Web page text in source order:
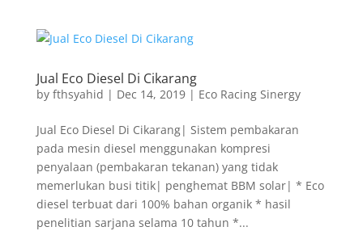
Jual Eco Diesel Di Cikarang
by fthsyahid | Dec 14, 2019| Eco Racing Sinergy
Jual Eco Diesel Di Cikarang| Sistem pembakaran
pada mesin diesel menggunakan kompresi
penyalaan (pembakaran tekanan) yang tidak
memerlukan busi titik| penghemat BBM solar| * Eco
diesel terbuat dari 100% bahan organik * hasil
penelitian sarjana selama 10 tahun *...